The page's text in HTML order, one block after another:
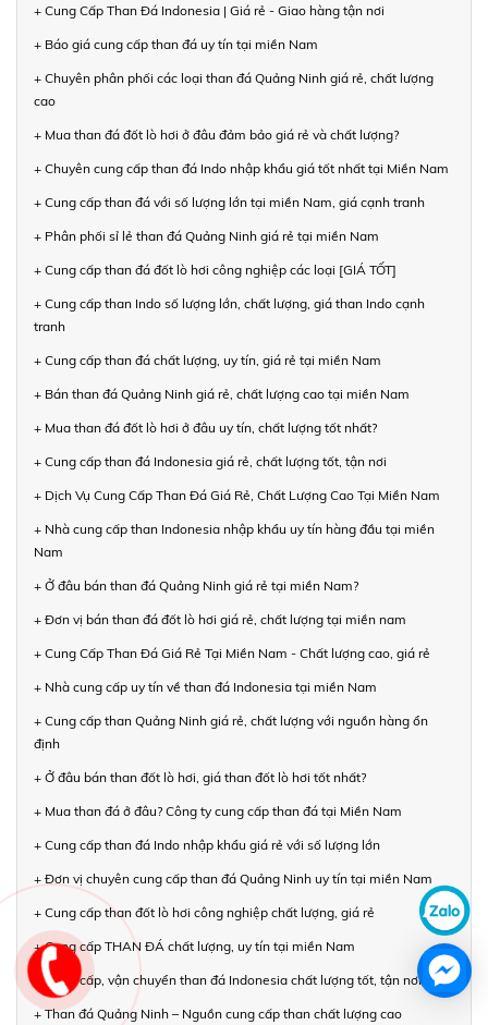
+ Cung Cấp Than Đá Indonesia | Giá rẻ - Giao hàng tận nơi
+ Báo giá cung cấp than đá uy tín tại miền Nam
+ Chuyên phân phối các loại than đá Quảng Ninh giá rẻ, chất lượng
cao
+ Mua than đá đốt lò hơi ở đâu đảm bảo giá rẻ và chất lượng?
+ Chuyên cung cấp than đá Indo nhập khẩu giá tốt nhất tại Miền Nam
+ Cung cấp than đá với số lượng lớn tại miền Nam, giá cạnh tranh
+ Phân phối sỉ lẻ than đá Quảng Ninh giá rẻ tại miền Nam
+ Cung cấp than đá đốt lò hơi công nghiệp các loại [GIÁ TỐT]
+ Cung cấp than Indo số lượng lớn, chất lượng, giá than Indo cạnh
tranh
+ Cung cấp than đá chất lượng, uy tín, giá rẻ tại miền Nam
+ Bán than đá Quảng Ninh giá rẻ, chất lượng cao tại miền Nam
+ Mua than đá đốt lò hơi ở đâu uy tín, chất lượng tốt nhất?
+ Cung cấp than đá Indonesia giá rẻ, chất lượng tốt, tận nơi
+ Dịch Vụ Cung Cấp Than Đá Giá Rẻ, Chất Lượng Cao Tại Miền Nam
+ Nhà cung cấp than Indonesia nhập khẩu uy tín hàng đầu tại miền
Nam
+ Ở đâu bán than đá Quảng Ninh giá rẻ tại miền Nam?
+ Đơn vị bán than đá đốt lò hơi giá rẻ, chất lượng tại miền nam
+ Cung Cấp Than Đá Giá Rẻ Tại Miền Nam - Chất lượng cao, giá rẻ
+ Nhà cung cấp uy tín về than đá Indonesia tại miền Nam
+ Cung cấp than Quảng Ninh giá rẻ, chất lượng với nguồn hàng ổn
định
+ Ở đâu bán than đốt lò hơi, giá than đốt lò hơi tốt nhất?
+ Mua than đá ở đâu? Công ty cung cấp than đá tại Miền Nam
+ Cung cấp than đá Indo nhập khẩu giá rẻ với số lượng lớn
+ Đơn vị chuyên cung cấp than đá Quảng Ninh uy tín tại miền Nam
+ Cung cấp than đốt lò hơi công nghiệp chất lượng, giá rẻ
+ Cung cấp THAN ĐÁ chất lượng, uy tín tại miền Nam
+ Cung cấp, vận chuyển than đá Indonesia chất lượng tốt, tận nơi
+ Than đá Quảng Ninh – Nguồn cung cấp than chất lượng cao